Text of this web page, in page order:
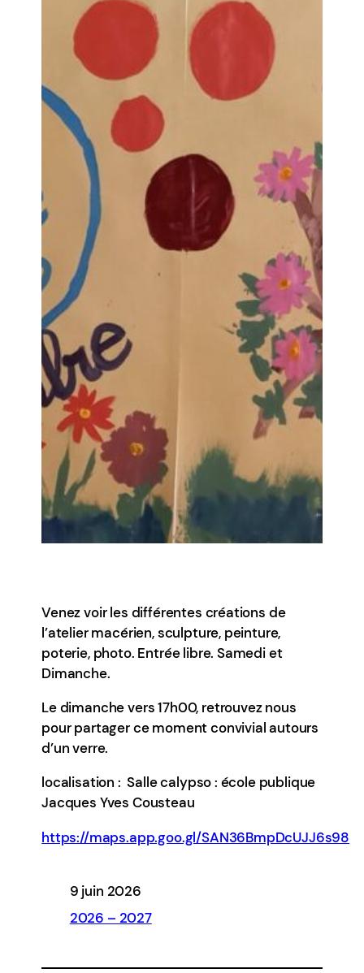
Venez voir les différentes créations de
l’atelier macérien, sculpture, peinture,
poterie, photo. Entrée libre. Samedi et
Dimanche.
Le dimanche vers 17h00, retrouvez nous
pour partager ce moment convivial autours
d’un verre.
localisation : Salle calypso : école publique
Jacques Yves Cousteau
https://maps.app.goo.gl/SAN36BmpDcUJJ6s98
9 juin 2026
2026 – 2027